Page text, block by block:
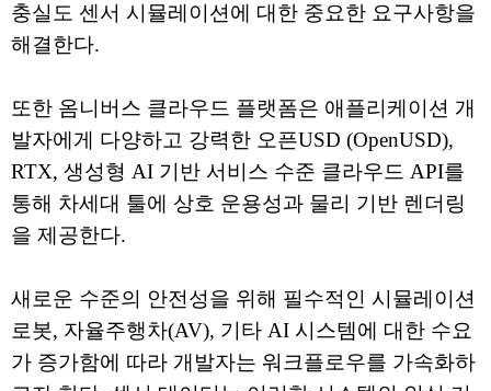
충실도 센서 시뮬레이션에 대한 중요한 요구사항을
해결한다.
또한 옴니버스 클라우드 플랫폼은 애플리케이션 개
발자에게 다양하고 강력한 오픈USD (OpenUSD),
RTX, 생성형 AI 기반 서비스 수준 클라우드 API를
통해 차세대 툴에 상호 운용성과 물리 기반 렌더링
을 제공한다.
새로운 수준의 안전성을 위해 필수적인 시뮬레이션
로봇, 자율주행차(AV), 기타 AI 시스템에 대한 수요
가 증가함에 따라 개발자는 워크플로우를 가속화하